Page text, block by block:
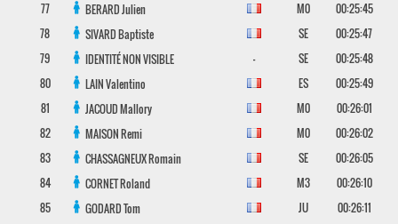
77
BERARDJulien M0
00:25:45
78
SIVARDBaptiste SE
00:25:47
79
IDENTITÉ NON VISIBLE - SE
00:25:48
80
LAINValentino ES
00:25:49
81
JACOUDMallory M0
00:26:01
82
MAISONRemi M0
00:26:02
83
CHASSAGNEUXRomain SE
00:26:05
84
CORNETRoland M3
00:26:10
85
GODARDTom JU
00:26:11